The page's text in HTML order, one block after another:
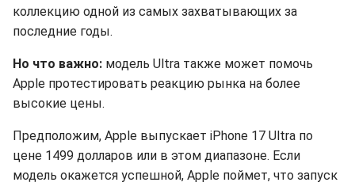
коллекцию одной из самых захватывающих за
последние годы.
Но что важно: модель Ultra также может помочь
Apple протестировать реакцию рынка на более
высокие цены.
Предположим, Apple выпускает iPhone 17 Ultra по
цене 1499 долларов или в этом диапазоне. Если
модель окажется успешной, Apple поймет, что запуск